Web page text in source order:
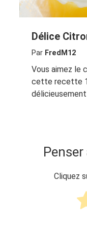
Délice
Par FredM12
Vous aimez le
cette recette
Cliquez